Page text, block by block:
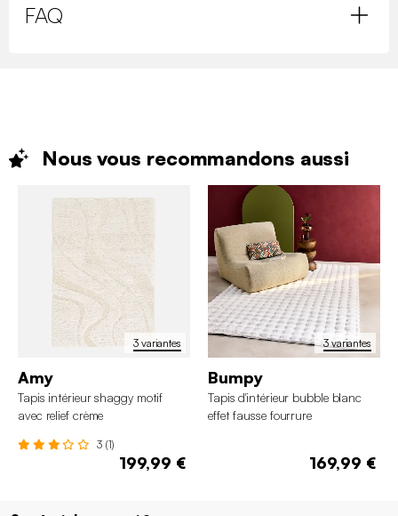
FAQ
Nous vous recommandons aussi
3 variantes
Amy
Tapis intérieur shaggy motif
avec relief crème
3 (1)
199,99 €
3 variantes
Bumpy
Tapis d'intérieur bubble blanc
effet fausse fourrure
169,99 €